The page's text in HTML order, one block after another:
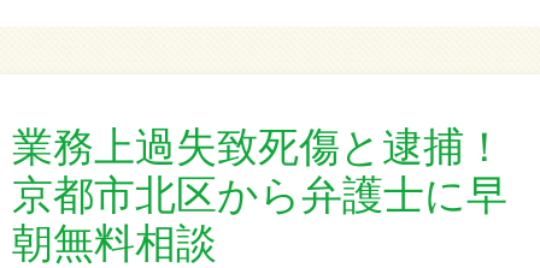
業務上過失致死傷と逮捕！
京都市北区から弁護士に早
朝無料相談